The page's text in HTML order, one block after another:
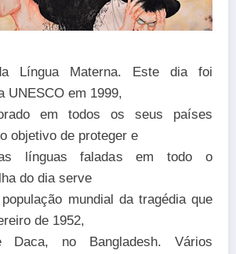
Língua Materna. Este dia foi
UNESCO em 1999,
em todos os seus países
objetivo de proteger e
as línguas faladas em todo o
do dia serve
mundial da tragédia que
de 1952,
Daca, no Bangladesh. Vários